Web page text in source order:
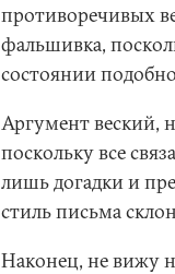
противоречивых
фальшивка,
состоянии
Аргумент веский,
поскольку все
лишь догадки и
стиль письма
Наконец, не вижу